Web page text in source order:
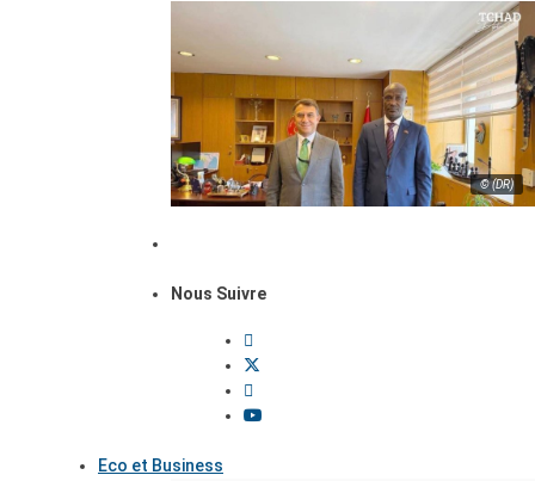
© (DR)
Nous Suivre
Eco et Business